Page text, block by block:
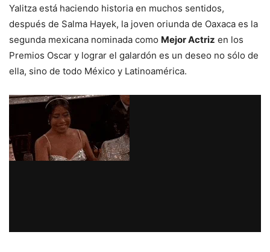
Yalitza está haciendo historia en muchos sentidos,
después de Salma Hayek, la joven oriunda de Oaxaca es la
segunda mexicana nominada como Mejor Actriz en los
Premios Oscar y lograr el galardón es un deseo no sólo de
ella, sino de todo México y Latinoamérica.